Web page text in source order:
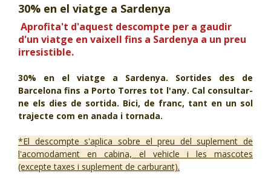
CJ LOCAL
T'INTERESSA #SOMJOVES
30% en el viatge a Sardenya
Aprofita't d'aquest descompte per a gaudir
d'un viatge en vaixell fins a Sardenya a un preu
irresistible.
30% en el viatge a Sardenya. Sortides des de
Barcelona fins a Porto Torres tot l'any. Cal consultar-
ne els dies de sortida. Bici, de franc, tant en un sol
trajecte com en anada i tornada.
*El descompte s'aplica sobre el preu del suplement de
l'acomodament en cabina, el vehicle i les mascotes
(excepte taxes i suplement de carburant).